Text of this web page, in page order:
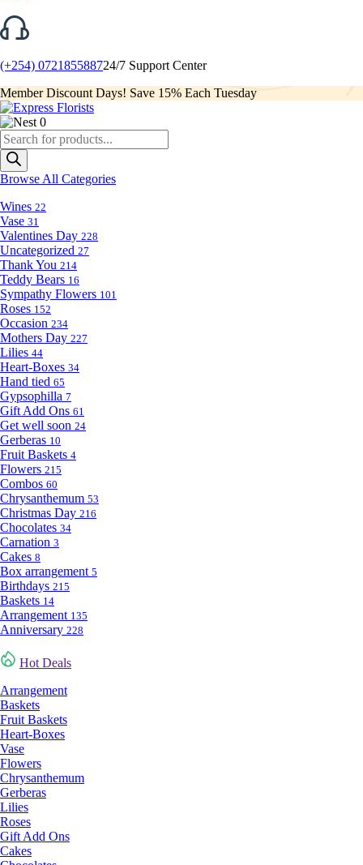
(+254) 072185588724/7 Support Center
Member Discount Days! Save 15% Each Tuesday
0
Products
search
Browse All Categories
Wines 22
Vase 31
Valentines Day 228
Uncategorized 27
Thank You 214
Teddy Bears 16
Sympathy Flowers 101
Roses 152
Occasion 234
Mothers Day 227
Lilies 44
Heart-Boxes 34
Hand tied 65
Gypsophilla 7
Gift Add Ons 61
Get well soon 24
Gerberas 10
Fruit Baskets 4
Flowers 215
Combos 60
Chrysanthemum 53
Christmas Day 216
Chocolates 34
Carnation 3
Cakes 8
Box arrangement 5
Birthdays 215
Baskets 14
Arrangement 135
Anniversary 228
Hot Deals
Arrangement
Baskets
Fruit Baskets
Heart-Boxes
Vase
Flowers
Chrysanthemum
Gerberas
Lilies
Roses
Gift Add Ons
Cakes